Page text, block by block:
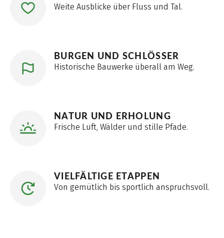
Weite Ausblicke über Fluss und Tal.
BURGEN UND SCHLÖSSER
Historische Bauwerke überall am Weg.
NATUR UND ERHOLUNG
Frische Luft, Wälder und stille Pfade.
VIELFÄLTIGE ETAPPEN
Von gemütlich bis sportlich anspruchsvoll.